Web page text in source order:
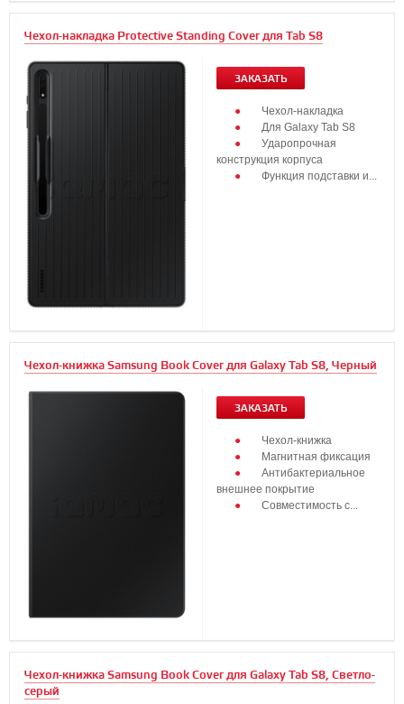
Чехол-накладка Protective Standing Cover для Tab S8
ЗАКАЗАТЬ
Чехол-накладка
Для Galaxy Tab S8
Ударопрочная
конструкция корпуса
Функция подставки и...
Чехол-книжка Samsung Book Cover для Galaxy Tab S8, Черный
ЗАКАЗАТЬ
Чехол-книжка
Магнитная фиксация
Антибактериальное
внешнее покрытие
Совместимость с...
Чехол-книжка Samsung Book Cover для Galaxy Tab S8, Светло-
серый